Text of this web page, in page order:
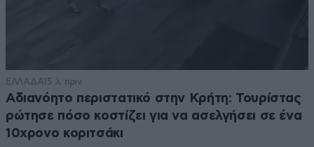
ΕΛΛΑΔΑ15 λ. πριν
Αδιανόητο περιστατικό στην Κρήτη: Τουρίστας
ρώτησε πόσο κοστίζει για να ασελγήσει σε ένα
10χρονο κοριτσάκι